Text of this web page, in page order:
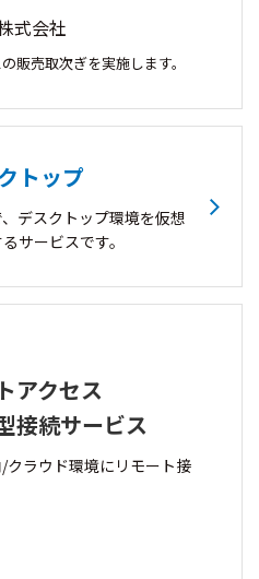
式会社
販売取次ぎを実施します。
トップ
デスクトップ環境を仮想
サービスです。
アクセス
接続サービス
ラウド環境にリモート接